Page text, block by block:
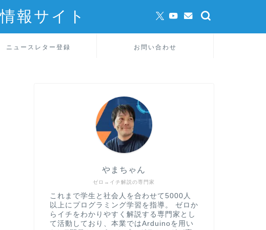
報サイト
ニュースレター登録 お問い合わせ
ゼロ→イチ解説の専門家
やまちゃん
これまで学生と社会人を合わせて5000人
以上にプログラミング学習を指導。 ゼロか
らイチをわかりやすく解説する専門家とし
て活動しており、本業ではArduinoを用い